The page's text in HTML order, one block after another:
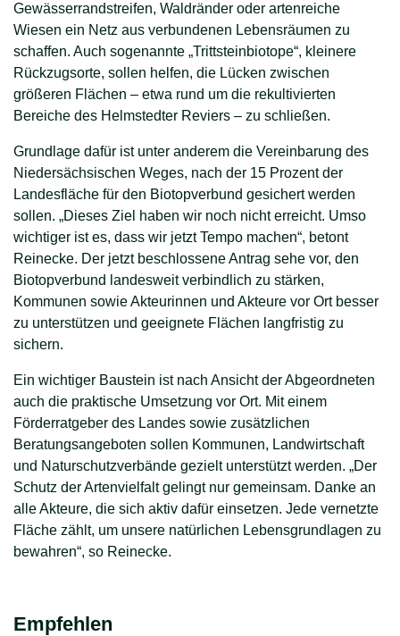
Gewässerrandstreifen, Waldränder oder artenreiche
Wiesen ein Netz aus verbundenen Lebensräumen zu
schaffen. Auch sogenannte „Trittsteinbiotope“, kleinere
Rückzugsorte, sollen helfen, die Lücken zwischen
größeren Flächen – etwa rund um die rekultivierten
Bereiche des Helmstedter Reviers – zu schließen.
Grundlage dafür ist unter anderem die Vereinbarung des
Niedersächsischen Weges, nach der 15 Prozent der
Landesfläche für den Biotopverbund gesichert werden
sollen. „Dieses Ziel haben wir noch nicht erreicht. Umso
wichtiger ist es, dass wir jetzt Tempo machen“, betont
Reinecke. Der jetzt beschlossene Antrag sehe vor, den
Biotopverbund landesweit verbindlich zu stärken,
Kommunen sowie Akteurinnen und Akteure vor Ort besser
zu unterstützen und geeignete Flächen langfristig zu
sichern.
Ein wichtiger Baustein ist nach Ansicht der Abgeordneten
auch die praktische Umsetzung vor Ort. Mit einem
Förderratgeber des Landes sowie zusätzlichen
Beratungsangeboten sollen Kommunen, Landwirtschaft
und Naturschutzverbände gezielt unterstützt werden. „Der
Schutz der Artenvielfalt gelingt nur gemeinsam. Danke an
alle Akteure, die sich aktiv dafür einsetzen. Jede vernetzte
Fläche zählt, um unsere natürlichen Lebensgrundlagen zu
bewahren“, so Reinecke.
Empfehlen